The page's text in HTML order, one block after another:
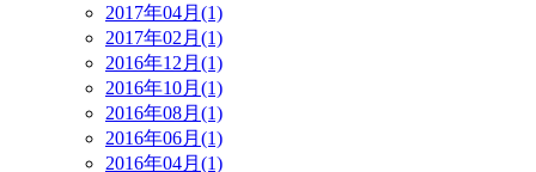
2017年04月(1)
2017年02月(1)
2016年12月(1)
2016年10月(1)
2016年08月(1)
2016年06月(1)
2016年04月(1)